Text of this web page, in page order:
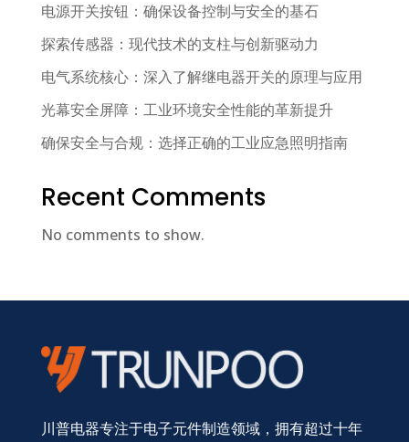
电源开关按钮：确保设备控制与安全的基石
探索传感器：现代技术的支柱与创新驱动力
电气系统核心：深入了解继电器开关的原理与应用
光幕安全屏障：工业环境安全性能的革新提升
确保安全与合规：选择正确的工业应急照明指南
Recent Comments
No comments to show.
川普电器专注于电子元件制造领域，拥有超过十年